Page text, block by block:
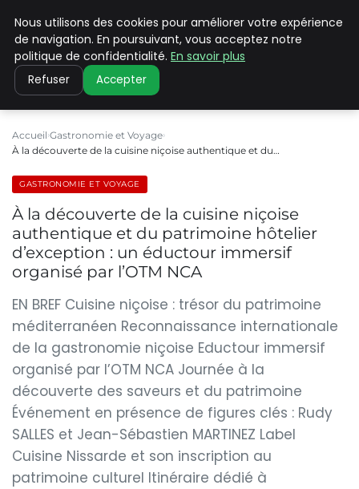
PILAT PATRIMOINES
Accueil Gastronomie et Voyage
À la découverte de la cuisine niçoise authentique et du…
GASTRONOMIE ET VOYAGE
À la découverte de la cuisine niçoise
authentique et du patrimoine hôtelier
d’exception : un éductour immersif
organisé par l’OTM NCA
EN BREF Cuisine niçoise : trésor du patrimoine
méditerranéen Reconnaissance internationale
de la gastronomie niçoise Eductour immersif
organisé par l’OTM NCA Journée à la
découverte des saveurs et du patrimoine
Événement en présence de figures clés : Rudy
SALLES et Jean-Sébastien MARTINEZ Label
Cuisine Nissarde et son inscription au
patrimoine culturel Itinéraire dédié à
Nous utilisons des cookies pour améliorer votre expérience
de navigation. En poursuivant, vous acceptez notre
politique de confidentialité. En savoir plus
Refuser Accepter